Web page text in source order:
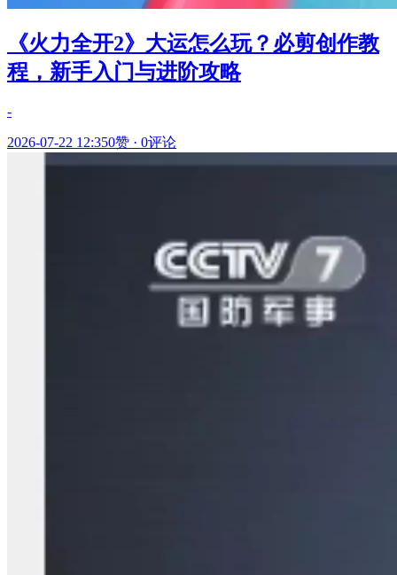
《火力全开2》大运怎么玩？必剪创作教
程，新手入门与进阶攻略
-
2026-07-22 12:350赞 · 0评论